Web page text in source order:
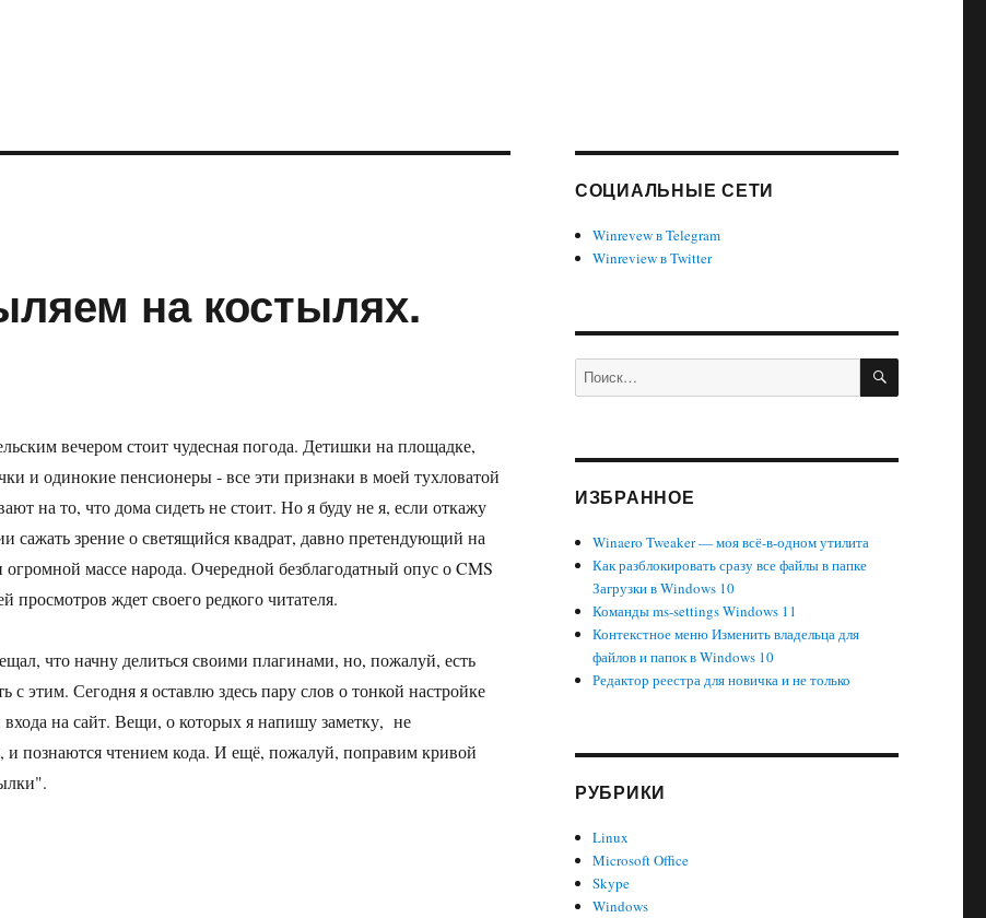
на костылях.
вечером стоит чудесная погода. Детишки на площадке,
и одинокие пенсионеры - все эти признаки в моей тухловатой
на то, что дома сидеть не стоит. Но я буду не я, если откажу
сажать зрение о светящийся квадрат, давно претендующий на
огромной массе народа. Очередной безблагодатный опус о CMS
просмотров ждет своего редкого читателя.
что начну делиться своими плагинами, но, пожалуй, есть
с этим. Сегодня я оставлю здесь пару слов о тонкой настройке
входа на сайт. Вещи, о которых я напишу заметку, не
и познаются чтением кода. И ещё, пожалуй, поправим кривой
на e107. Ковыляем на костылях. Часть третья»
СОЦИАЛЬНЫЕ СЕТИ
Winrevew в Telegram
Winreview в Twitter
Искать: ПОИСК
ИЗБРАННОЕ
Winaero Tweaker — моя всё-в-одном утилита
Как разблокировать сразу все файлы в папке
Загрузки в Windows 10
Команды ms-settings Windows 11
Контекстное меню Изменить владельца для
файлов и папок в Windows 10
Редактор реестра для новичка и не только
РУБРИКИ
Linux
Microsoft Office
Skype
Windows